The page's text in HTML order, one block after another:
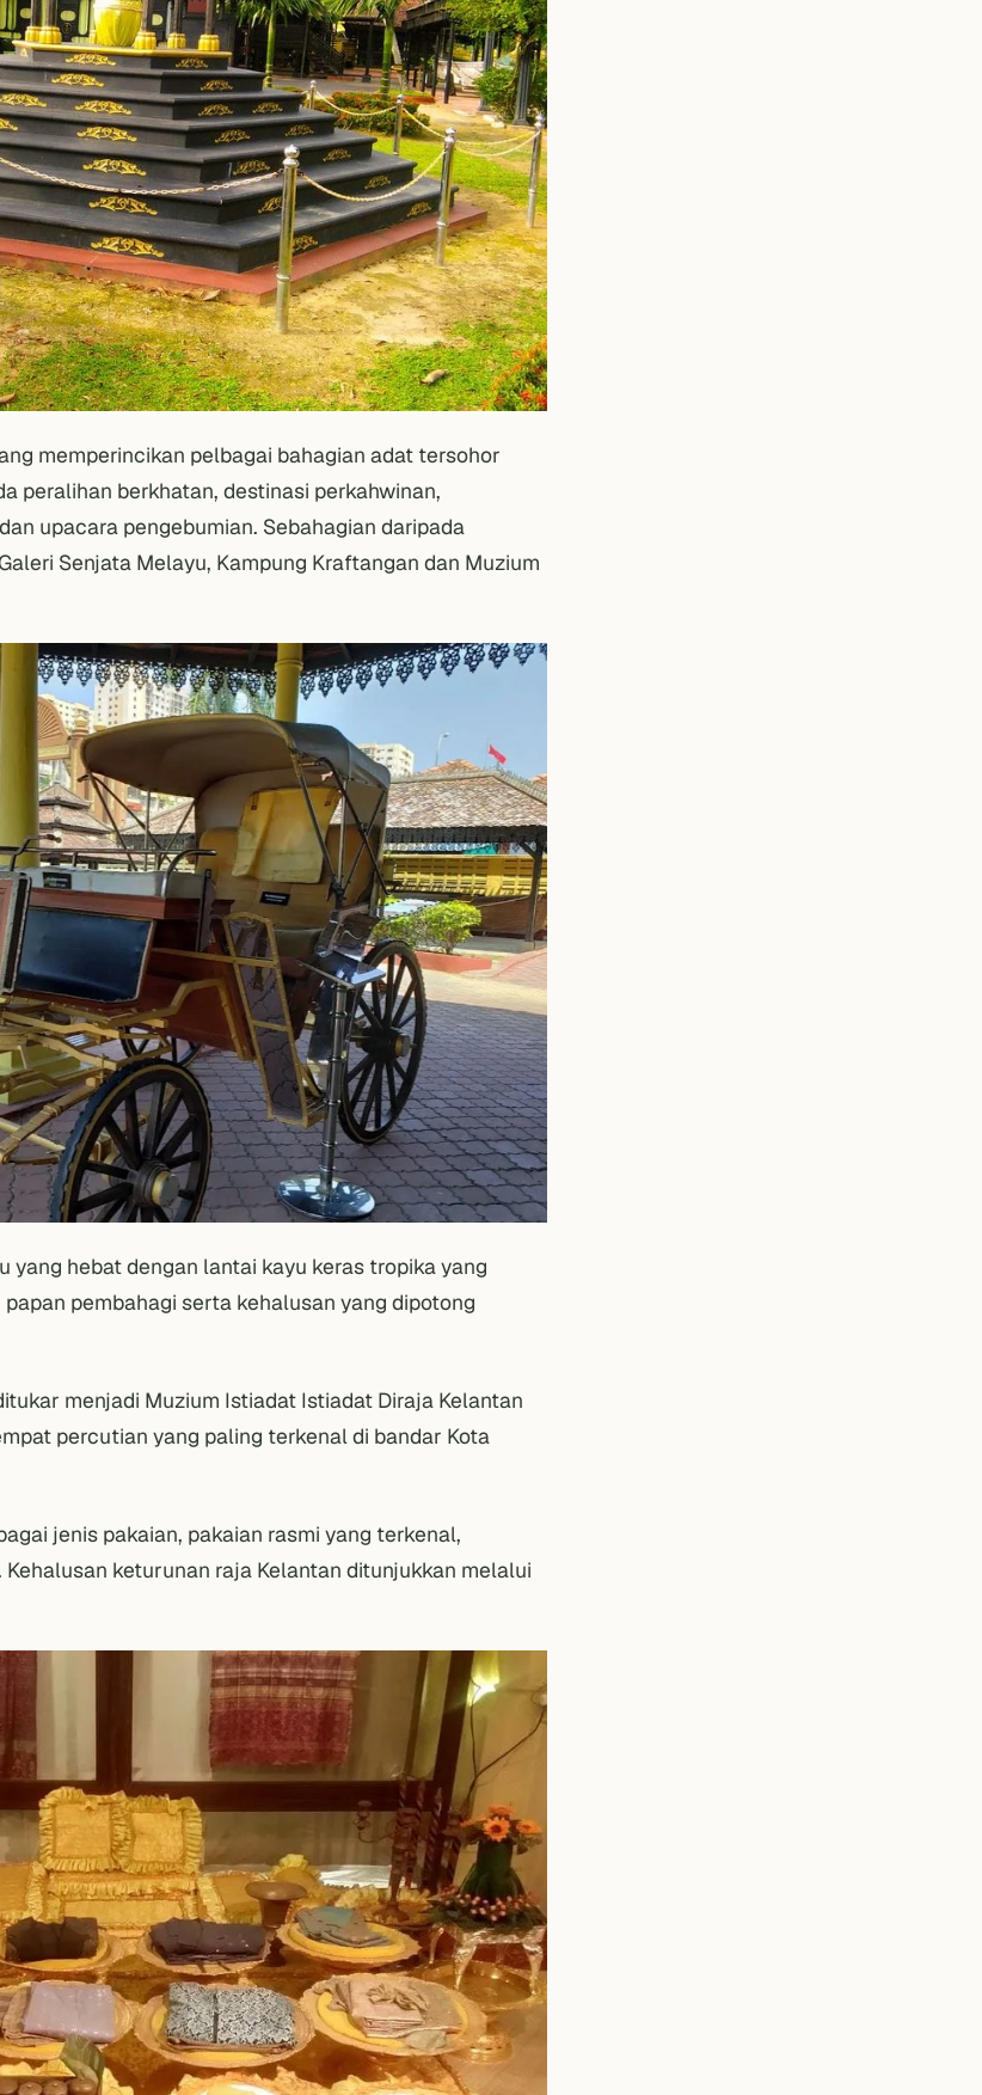
memperincikan pelbagai bahagian adat tersohor
peralihan berkhatan, destinasi perkahwinan,
upacara pengebumian. Sebahagian daripada
Senjata Melayu, Kampung Kraftangan dan Muzium
yang hebat dengan lantai kayu keras tropika yang
pembahagi serta kehalusan yang dipotong
menjadi Muzium Istiadat Istiadat Diraja Kelantan
percutian yang paling terkenal di bandar Kota
jenis pakaian, pakaian rasmi yang terkenal,
keturunan raja Kelantan ditunjukkan melalui